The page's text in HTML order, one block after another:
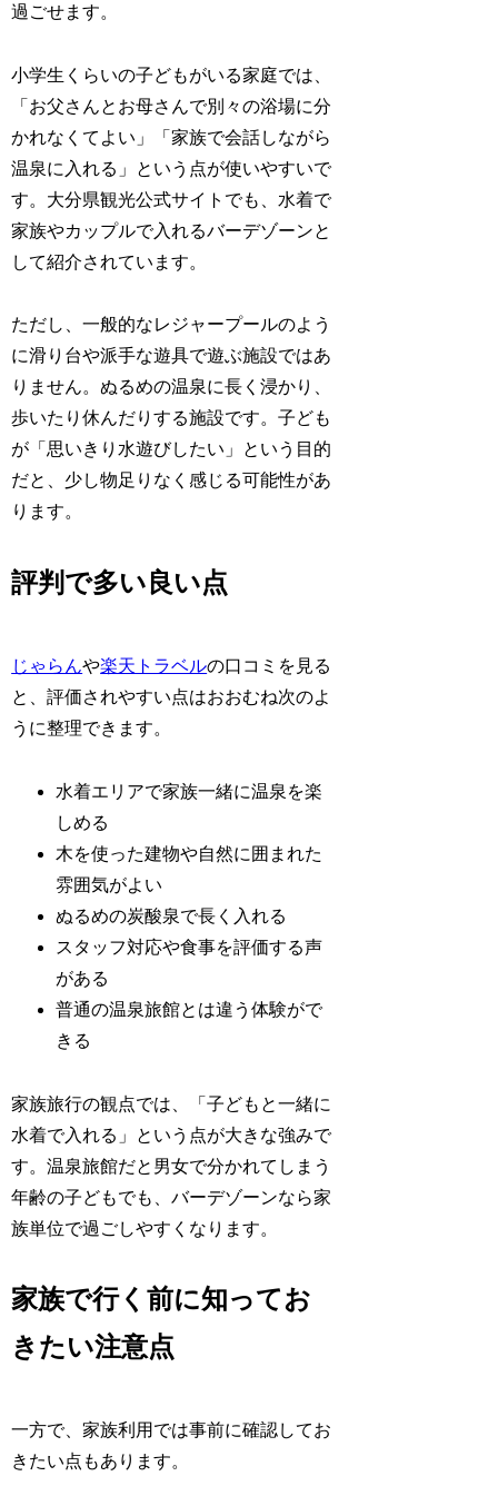
過ごせます。
小学生くらいの子どもがいる家庭では、
「お父さんとお母さんで別々の浴場に分
かれなくてよい」「家族で会話しながら
温泉に入れる」という点が使いやすいで
す。大分県観光公式サイトでも、水着で
家族やカップルで入れるバーデゾーンと
して紹介されています。
ただし、一般的なレジャープールのよう
に滑り台や派手な遊具で遊ぶ施設ではあ
りません。ぬるめの温泉に長く浸かり、
歩いたり休んだりする施設です。子ども
が「思いきり水遊びしたい」という目的
だと、少し物足りなく感じる可能性があ
ります。
評判で多い良い点
じゃらんや楽天トラベルの口コミを見る
と、評価されやすい点はおおむね次のよ
うに整理できます。
水着エリアで家族一緒に温泉を楽
しめる
木を使った建物や自然に囲まれた
雰囲気がよい
ぬるめの炭酸泉で長く入れる
スタッフ対応や食事を評価する声
がある
普通の温泉旅館とは違う体験がで
きる
家族旅行の観点では、「子どもと一緒に
水着で入れる」という点が大きな強みで
す。温泉旅館だと男女で分かれてしまう
年齢の子どもでも、バーデゾーンなら家
族単位で過ごしやすくなります。
家族で行く前に知ってお
きたい注意点
一方で、家族利用では事前に確認してお
きたい点もあります。